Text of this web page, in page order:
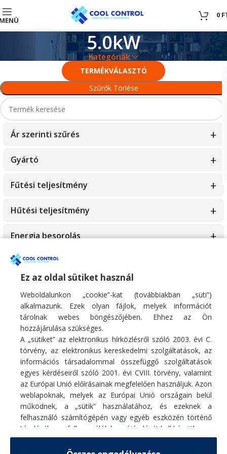
0 0
5.0kW
Kategóriák
TERMÉKVÁLASZTÓ
Szűrők Törlése
Ár szerinti szűrés
Gyártó
Hamilton Digital
Fűtési teljesítmény
10.8kW
10kW
11.1kW
11.7kW
12.3kW
12kW
13.4kW
13.5kW
15.5kW
16.1kW
Hűtési teljesítmény
10.6kW
12.1kW
12.3kW
13.4kW
14.1kW
15.2kW
15kW
2.0kW
Energia besorolás
A+
A++
A+++
Wi-fi
Igen
Opcionális
Fő profilunk hűtő/fűtő légkondicionáló berendezések, hőszivattyúk
értékesítése, szakszerű telepítése, karbantartása, tisztítása, javítása.
E-mail:info@coolcontrol.hu
Telefon: +36 (30) 978-0649
Telefon: +36 (30) 542-0613
Ez az oldal sütiket használ
Weboldalunkon „cookie”-kat (továbbiakban „süti”)
alkalmazunk. Ezek olyan fájlok, melyek információt
tárolnak webes böngészőjében. Ehhez az Ön
hozzájárulása szükséges.
A „sütiket” az elektronikus hírközlésről szóló 2003. évi C.
törvény, az elektronikus kereskedelmi szolgáltatások, az
információs társadalommal összefüggő szolgáltatások
egyes kérdéseiről szóló 2001. évi CVIII. törvény, valamint
az Európai Unió előírásainak megfelelően használjuk. Azon
weblapoknak, melyek az Európai Unió országain belül
működnek, a „sütik” használatához, és ezeknek a
felhasználó számítógépén vagy egyéb eszközén történő
tárolásához a felhasználók hozzájárulását kell kérniük.